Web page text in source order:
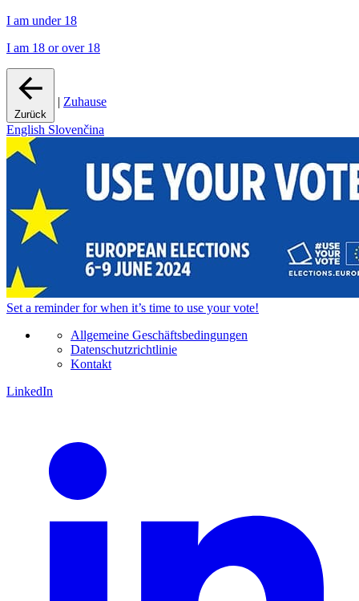
I am under 18
I am 18 or over 18
Zurück
| Zuhause
English Slovenčina
Set a reminderfor when it’s time to use your vote!
Allgemeine Geschäftsbedingungen
Datenschutzrichtlinie
Kontakt
LinkedIn